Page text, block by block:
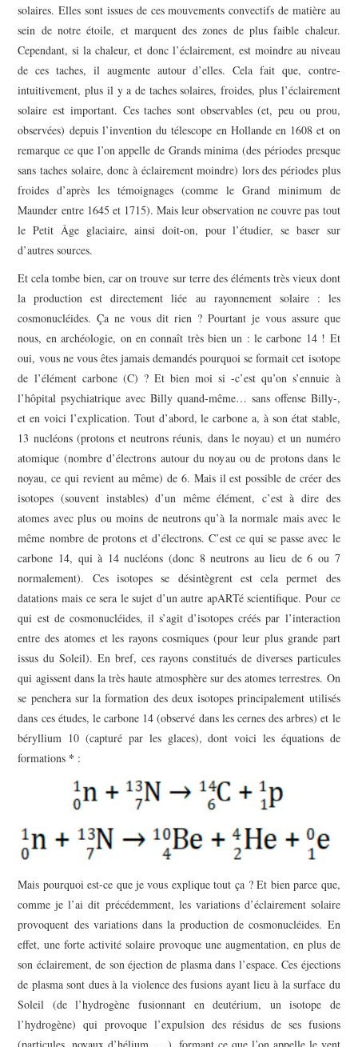
solaires. Elles sont issues de ces mouvements convectifs de matière au
sein de notre étoile, et marquent des zones de plus faible chaleur.
Cependant, si la chaleur, et donc l’éclairement, est moindre au niveau
de ces taches, il augmente autour d’elles. Cela fait que, contre-
intuitivement, plus il y a de taches solaires, froides, plus l’éclairement
solaire est important. Ces taches sont observables (et, peu ou prou,
observées) depuis l’invention du télescope en Hollande en 1608 et on
remarque ce que l’on appelle de Grands minima (des périodes presque
sans taches solaire, donc à éclairement moindre) lors des périodes plus
froides d’après les témoignages (comme le Grand minimum de
Maunder entre 1645 et 1715). Mais leur observation ne couvre pas tout
le Petit Âge glaciaire, ainsi doit-on, pour l’étudier, se baser sur
d’autres sources.
Et cela tombe bien, car on trouve sur terre des éléments très vieux dont
la production est directement liée au rayonnement solaire : les
cosmonucléides. Ça ne vous dit rien ? Pourtant je vous assure que
nous, en archéologie, on en connaît très bien un : le carbone 14 ! Et
oui, vous ne vous êtes jamais demandés pourquoi se formait cet isotope
de l’élément carbone (C) ? Et bien moi si -c’est qu’on s’ennuie à
l’hôpital psychiatrique avec Billy quand-même… sans offense Billy-,
et en voici l’explication. Tout d’abord, le carbone a, à son état stable,
13 nucléons (protons et neutrons réunis, dans le noyau) et un numéro
atomique (nombre d’électrons autour du noyau ou de protons dans le
noyau, ce qui revient au même) de 6. Mais il est possible de créer des
isotopes (souvent instables) d’un même élément, c’est à dire des
atomes avec plus ou moins de neutrons qu’à la normale mais avec le
même nombre de protons et d’électrons. C’est ce qui se passe avec le
carbone 14, qui à 14 nucléons (donc 8 neutrons au lieu de 6 ou 7
normalement). Ces isotopes se désintègrent est cela permet des
datations mais ce sera le sujet d’un autre apARTé scientifique. Pour ce
qui est de cosmonucléides, il s’agit d’isotopes créés par l’interaction
entre des atomes et les rayons cosmiques (pour leur plus grande part
issus du Soleil). En bref, ces rayons constitués de diverses particules
qui agissent dans la très haute atmosphère sur des atomes terrestres. On
se penchera sur la formation des deux isotopes principalement utilisés
dans ces études, le carbone 14 (observé dans les cernes des arbres) et le
béryllium 10 (capturé par les glaces), dont voici les équations de
formations * :
Mais pourquoi est-ce que je vous explique tout ça ? Et bien parce que,
comme je l’ai dit précédemment, les variations d’éclairement solaire
provoquent des variations dans la production de cosmonucléides. En
effet, une forte activité solaire provoque une augmentation, en plus de
son éclairement, de son éjection de plasma dans l’espace. Ces éjections
de plasma sont dues à la violence des fusions ayant lieu à la surface du
Soleil (de l’hydrogène fusionnant en deutérium, un isotope de
l’hydrogène) qui provoque l’expulsion des résidus de ses fusions
(particules, noyaux d’hélium, …), formant ce que l’on appelle le vent